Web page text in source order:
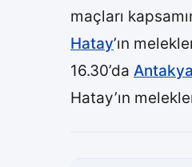
maçları
Hatay’ın
16.30’da Antakya
Hatay’ın